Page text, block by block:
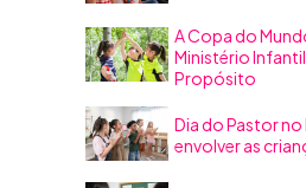
A Copa do
Ministério
Propósito
Dia do Pastor
envolver as